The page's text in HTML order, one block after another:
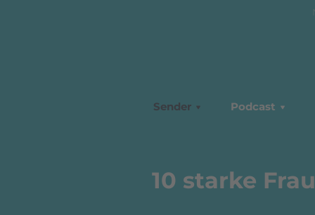
Sender Podcast
10 starke